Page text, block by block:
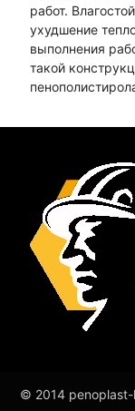
работ.
ухудшение
выполнения
такой
© 2014 penoplast-